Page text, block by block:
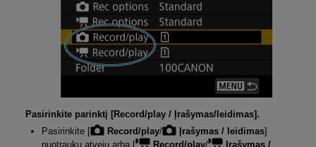
Pasirinkite parinktį [Record/play / Įrašymas/leidimas].
Pasirinkite [
Record/play/ Įrašymas / leidimas]
nuotraukų atveju arba [
Record/play/
Įrašymas /